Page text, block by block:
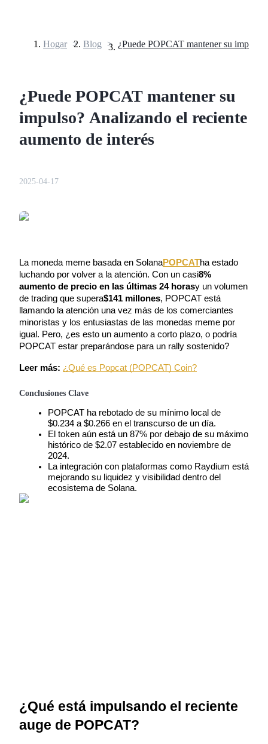
Futuros del USDT
Futuros COIN-M
Futuros de criptomonedas
primas
Únete a los mejores traders
Hogar > Blog >
¿Puede POPCAT mantener su
impulso? Analizando el reciente
aumento de interés
2025-04-17
La moneda meme basada en SolanaPOPCATha estado
luchando por volver a la atención. Con un casi8%
aumento de precio en las últimas 24 horasy un volumen
de trading que supera$141 millones, POPCAT está
llamando la atención una vez más de los comerciantes
minoristas y los entusiastas de las monedas meme por
igual. Pero, ¿es esto un aumento a corto plazo, o podría
POPCAT estar preparándose para un rally sostenido?
Leer más: ¿Qué es Popcat (POPCAT) Coin?
Conclusiones Clave
POPCAT ha rebotado de su mínimo local de
$0.234 a $0.266 en el transcurso de un día.
El token aún está un 87% por debajo de su máximo
histórico de $2.07 establecido en noviembre de
2024.
La integración con plataformas como Raydium está
mejorando su liquidez y visibilidad dentro del
ecosistema de Solana.
¿Qué está impulsando el reciente
auge de POPCAT?